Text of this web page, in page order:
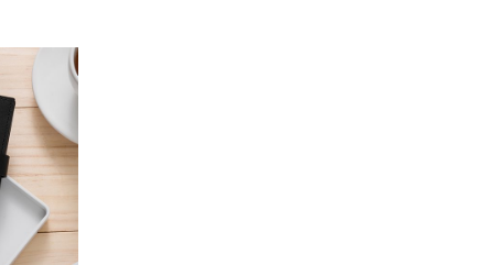
加入
「願
望輕
單」